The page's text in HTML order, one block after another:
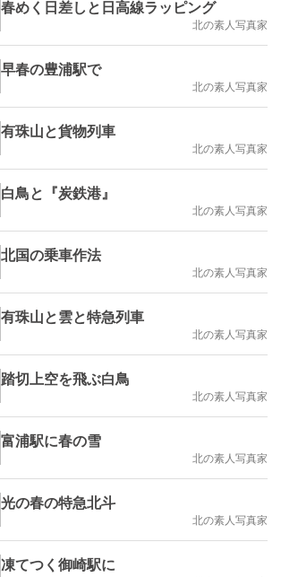
春めく日差しと日高線ラッピング
北の素人写真家
早春の豊浦駅で
北の素人写真家
有珠山と貨物列車
北の素人写真家
白鳥と『炭鉄港』
北の素人写真家
北国の乗車作法
北の素人写真家
有珠山と雲と特急列車
北の素人写真家
踏切上空を飛ぶ白鳥
北の素人写真家
富浦駅に春の雪
北の素人写真家
光の春の特急北斗
北の素人写真家
凍てつく御崎駅に